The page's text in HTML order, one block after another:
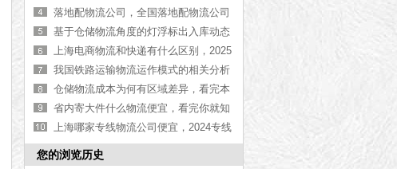
流货运价格【最新报价】
落地配物流公司，全国落地配物流公司
推荐【实时更新】
基于仓储物流角度的灯浮标出入库动态
平衡分析
上海电商物流和快递有什么区别，2025
上海电商物流【全网更新】
我国铁路运输物流运作模式的相关分析
仓储物流成本为何有区域差异，看完本
文你就知道了[物流资讯]
省内寄大件什么物流便宜，看完你就知
道了[今日更新]
上海哪家专线物流公司便宜，2024专线
物流公司推荐【全网聚焦】
您的浏览历史